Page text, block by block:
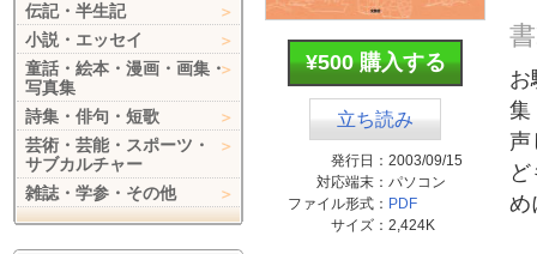
¥500 購入する
立ち読み
発行日： 2003/09/15
対応端末： パソコン
ファイル形式： PDF
サイズ： 2,424K
お
集
声
め
伝記・半生記
小説・エッセイ
童話・絵本・漫画・画集・
写真集
詩集・俳句・短歌
芸術・芸能・スポーツ・
サブカルチャー
雑誌・学参・その他